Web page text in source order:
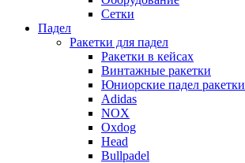
Сетки
Падел
Ракетки для падел
Ракетки в кейсах
Винтажные ракетки
Юниорские падел ракетки
Adidas
NOX
Oxdog
Head
Bullpadel